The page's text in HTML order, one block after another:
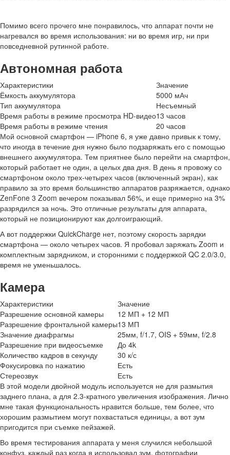
Помимо всего прочего мне понравилось, что аппарат почти не
нагревался во время использования: ни во время игр, ни при
повседневной рутинной работе.
Автономная работа
Характеристики
Значение
Ёмкость аккумулятора
5000 мАч
Тип аккумулятора
Несъемный
Время работы в режиме просмотра HD-видео13 часов
Время работы в режиме чтения
20 часов
Мой основной смартфон — iPhone 6, я уже давно привык к тому,
что иногда в течение дня нужно было подзаряжать его с помощью
внешнего аккумулятора. Тем приятнее было перейти на смартфон,
который работает не один, а целых два дня. В день я провожу со
смартфоном около трех-четырех часов (включенный экран), как
правило за это время большинство аппаратов разряжается, однако
ZenFone 3 Zoom вечером показывал 56%, и еще примерно на 3%
разрядился за ночь. Это отличные результаты для аппарата,
который не позиционируют как долгоиграющий.
А вот поддержки QuickCharge нет, поэтому скорость зарядки
смартфона — около четырех часов. Я пробовал заряжать Zoom и
комплектным зарядником, и сторонними с поддержкой QC 2.0/3.0,
время не уменьшалось.
Камера
Характеристики
Значение
Разрешение основной камеры
12 МП + 12 МП
Разрешение фронтальной камеры13 МП
Значение диафрагмы
25мм, f/1.7, OIS + 59мм, f/2.8
Разрешение при видеосъемке
До 4k
Количество кадров в секунду
30 к/с
Фокусировка по нажатию
Есть
Стереозвук
Есть
В этой модели двойной модуль используется не для размытия
заднего плана, а для 2.3-кратного увеличения изображения. Лично
мне такая функциональность нравится больше, тем более, что
хорошим размытием могут похвастаться единицы, а вот зум
пригодится при съемке пейзажей.
Во время тестирования аппарата у меня случился небольшой
конфуз, каждый раз когда я использовал зум, фотографии